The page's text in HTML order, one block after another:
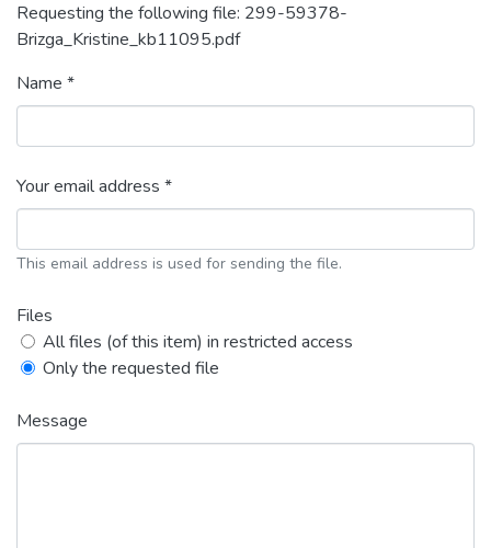
Requesting the following file: 299-59378-
Brizga_Kristine_kb11095.pdf
Name *
Your email address *
This email address is used for sending the file.
Files
All files (of this item) in restricted access
Only the requested file
Message